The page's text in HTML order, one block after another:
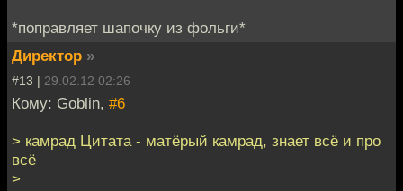
*поправляет шапочку из фольги*
Директор »
#13 | 29.02.12 02:26
Кому: Goblin, #6
> камрад Цитата - матёрый камрад, знает всё и про
всё
>